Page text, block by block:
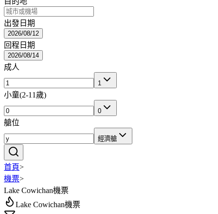
出發日期
2026/08/12
回程日期
2026/08/14
成人
1
小童(2-11歲)
0
艙位
經濟艙
首頁>
機票>
Lake Cowichan機票
Lake Cowichan機票